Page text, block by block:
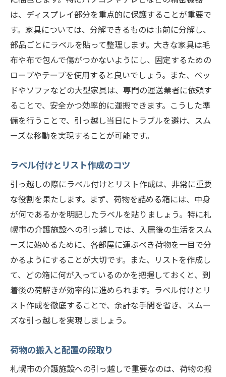
は、ディスプレイ部分を重点的に保護することが重要で
す。家具については、分解できるものは事前に分解し、
部品ごとにラベルを貼って整理します。大きな家具は毛
布や布で包んで傷がつかないようにし、固定するための
ロープやテープを使用すると良いでしょう。また、ベッ
ドやソファなどの大型家具は、専門の運送業者に依頼す
ることで、安全かつ効率的に運搬できます。こうした準
備を行うことで、引っ越し当日にトラブルを避け、スム
ーズな移動を実現することが可能です。
ラベル付けとリスト作成のコツ
引っ越しの際にラベル付けとリスト作成は、非常に重要
な役割を果たします。まず、荷物を詰める箱には、中身
が何であるかを明記したラベルを貼りましょう。特に札
幌市の介護施設への引っ越しでは、入居後の生活をスム
ーズに始めるために、各部屋に運ぶべき荷物を一目で分
かるようにすることが大切です。また、リストを作成し
て、どの箱に何が入っているのかを把握しておくと、到
着後の荷解きが効率的に進められます。ラベル付けとリ
スト作成を徹底することで、余計な手間を省き、スムー
ズな引っ越しを実現しましょう。
荷物の搬入と配置の段取り
札幌市の介護施設への引っ越しで重要なのは、荷物の搬